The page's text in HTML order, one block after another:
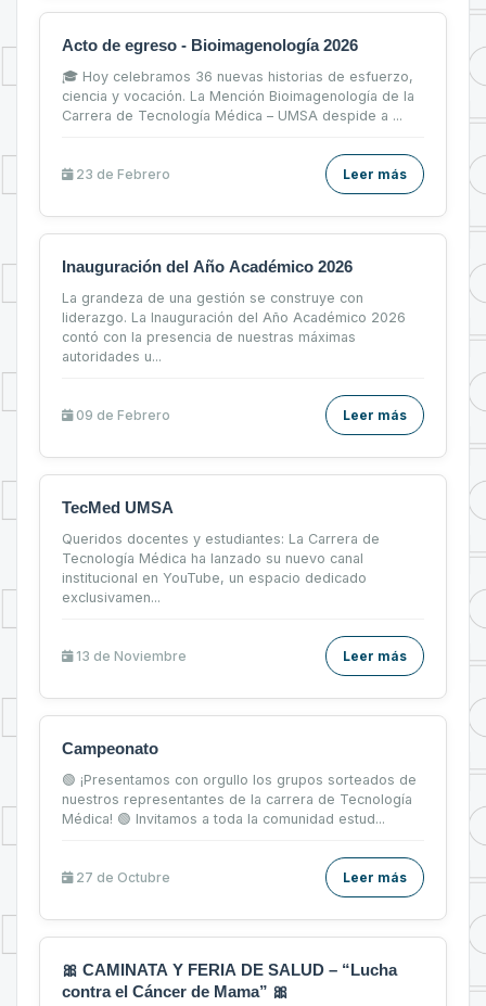
Acto de egreso - Bioimagenología 2026
🎓 Hoy celebramos 36 nuevas historias de esfuerzo,
ciencia y vocación. La Mención Bioimagenología de la
Carrera de Tecnología Médica – UMSA despide a ...
23 de Febrero Leer más
Inauguración del Año Académico 2026
La grandeza de una gestión se construye con
liderazgo. La Inauguración del Año Académico 2026
contó con la presencia de nuestras máximas
autoridades u...
09 de Febrero Leer más
TecMed UMSA
Queridos docentes y estudiantes: La Carrera de
Tecnología Médica ha lanzado su nuevo canal
institucional en YouTube, un espacio dedicado
exclusivamen...
13 de Noviembre Leer más
Campeonato
🟢 ¡Presentamos con orgullo los grupos sorteados de
nuestros representantes de la carrera de Tecnología
Médica! 🟢 Invitamos a toda la comunidad estud...
27 de Octubre Leer más
🎀 CAMINATA Y FERIA DE SALUD – “Lucha
contra el Cáncer de Mama” 🎀